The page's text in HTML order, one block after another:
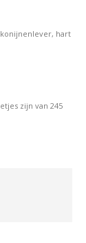
hart
zijn van 245